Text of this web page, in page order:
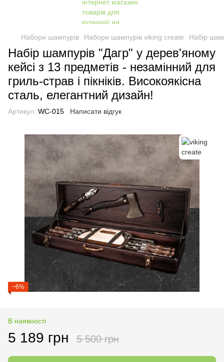
Набори шампурів Набори шампурів viking create Набір
Набір шампурів "Дагр" у дерев'яному
кейсі з 13 предметів - незамінний для
гриль-страв і пікніків. Високоякісна
сталь, елегантний дизайн!
Артикул: WC-015 Написати відгук
−6%
В наявності
5 189 грн 5 500 грн